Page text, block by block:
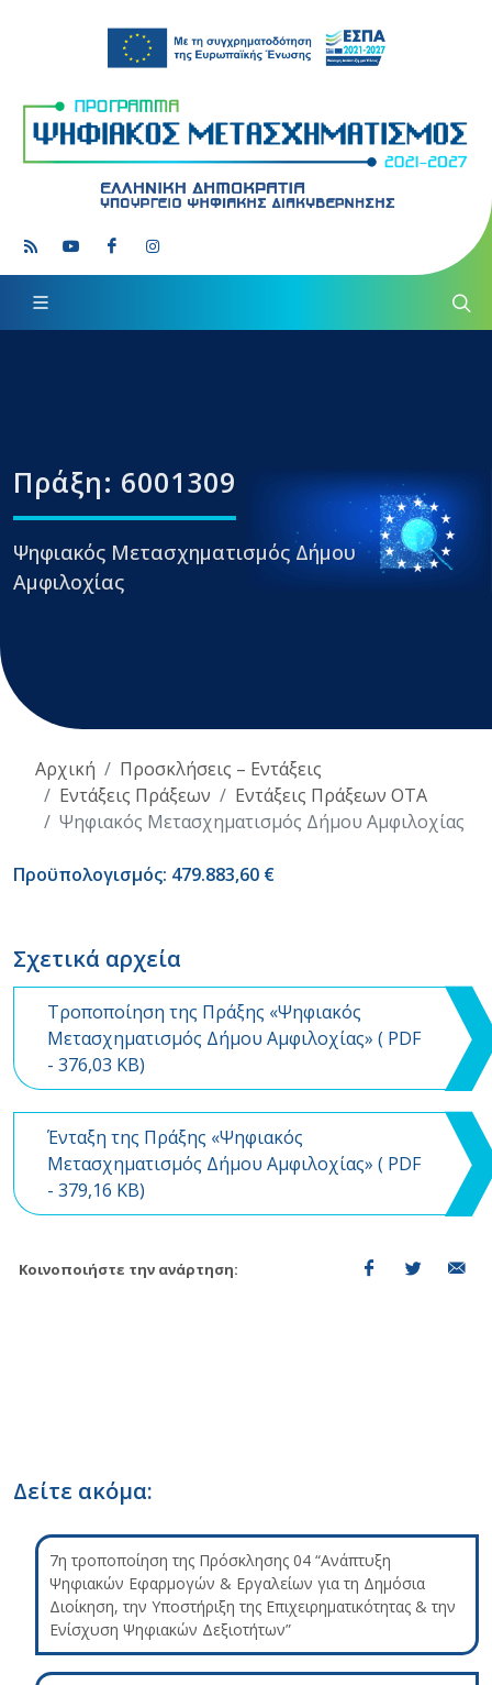
Πράξη: 6001309
Ψηφιακός Μετασχηματισμός Δήμου
Αμφιλοχίας
Αρχική
Προσκλήσεις – Εντάξεις
Εντάξεις Πράξεων
Εντάξεις Πράξεων ΟΤΑ
Ψηφιακός Μετασχηματισμός Δήμου Αμφιλοχίας
Προϋπολογισμός: 479.883,60 €
Σχετικά αρχεία
Τροποποίηση της Πράξης «Ψηφιακός
Μετασχηματισμός Δήμου Αμφιλοχίας» ( PDF
- 376,03 KB)
Ένταξη της Πράξης «Ψηφιακός
Μετασχηματισμός Δήμου Αμφιλοχίας» ( PDF
- 379,16 KB)
Κοινοποιήστε την ανάρτηση:
Δείτε ακόμα:
7η τροποποίηση της Πρόσκλησης 04 “Ανάπτυξη
Ψηφιακών Εφαρμογών & Εργαλείων για τη Δημόσια
Διοίκηση, την Υποστήριξη της Επιχειρηματικότητας & την
Ενίσχυση Ψηφιακών Δεξιοτήτων”